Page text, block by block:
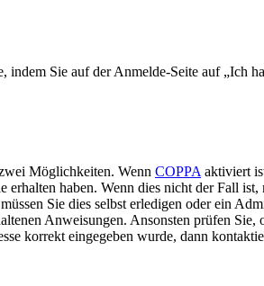
Sie auf der Anmelde-Seite auf „Ich
Möglichkeiten. Wenn COPPA aktiviert
erhalten haben. Wenn dies nicht der Fall ist,
Sie dies selbst erledigen oder ein
Anweisungen. Ansonsten prüfen Sie,
korrekt eingegeben wurde, dann